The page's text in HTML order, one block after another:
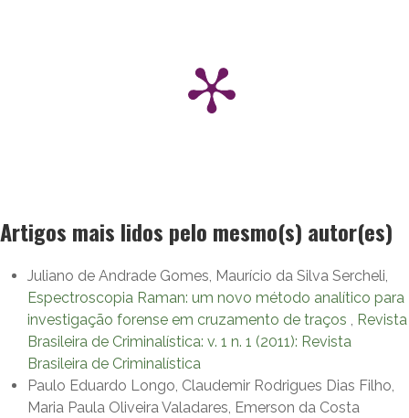
Artigos mais lidos pelo mesmo(s) autor(es)
Juliano de Andrade Gomes, Maurício da Silva Sercheli,
Espectroscopia Raman: um novo método analítico para
investigação forense em cruzamento de traços , Revista
Brasileira de Criminalística: v. 1 n. 1 (2011): Revista
Brasileira de Criminalística
Paulo Eduardo Longo, Claudemir Rodrigues Dias Filho,
Maria Paula Oliveira Valadares, Emerson da Costa